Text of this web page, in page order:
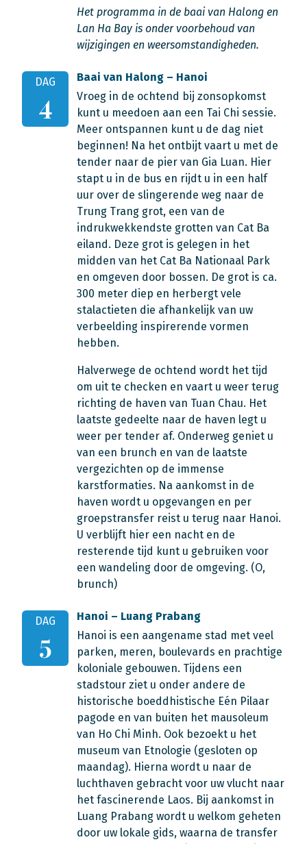
Het programma in de baai van Halong en
Lan Ha Bay is onder voorbehoud van
wijzigingen en weersomstandigheden.
DAG
4
Baai van Halong – Hanoi
Vroeg in de ochtend bij zonsopkomst
kunt u meedoen aan een Tai Chi sessie.
Meer ontspannen kunt u de dag niet
beginnen! Na het ontbijt vaart u met de
tender naar de pier van Gia Luan. Hier
stapt u in de bus en rijdt u in een half
uur over de slingerende weg naar de
Trung Trang grot, een van de
indrukwekkendste grotten van Cat Ba
eiland. Deze grot is gelegen in het
midden van het Cat Ba Nationaal Park
en omgeven door bossen. De grot is ca.
300 meter diep en herbergt vele
stalactieten die afhankelijk van uw
verbeelding inspirerende vormen
hebben.
Halverwege de ochtend wordt het tijd
om uit te checken en vaart u weer terug
richting de haven van Tuan Chau. Het
laatste gedeelte naar de haven legt u
weer per tender af. Onderweg geniet u
van een brunch en van de laatste
vergezichten op de immense
karstformaties. Na aankomst in de
haven wordt u opgevangen en per
groepstransfer reist u terug naar Hanoi.
U verblijft hier een nacht en de
resterende tijd kunt u gebruiken voor
een wandeling door de omgeving. (O,
brunch)
DAG
5
Hanoi – Luang Prabang
Hanoi is een aangename stad met veel
parken, meren, boulevards en prachtige
koloniale gebouwen. Tijdens een
stadstour ziet u onder andere de
historische boeddhistische Eén Pilaar
pagode en van buiten het mausoleum
van Ho Chi Minh. Ook bezoekt u het
museum van Etnologie (gesloten op
maandag). Hierna wordt u naar de
luchthaven gebracht voor uw vlucht naar
het fascinerende Laos. Bij aankomst in
Luang Prabang wordt u welkom geheten
door uw lokale gids, waarna de transfer